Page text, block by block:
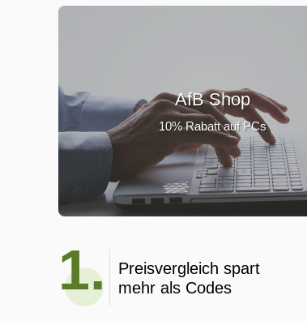
AfB Shop
10% Rabatt auf PCs
1.
Preisvergleich spart
mehr als Codes